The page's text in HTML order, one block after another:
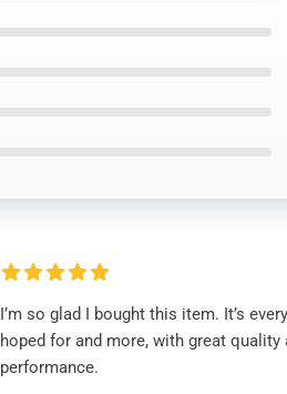
I’m so glad I bought this item. It’s
hoped for and more, with great quality
performance.